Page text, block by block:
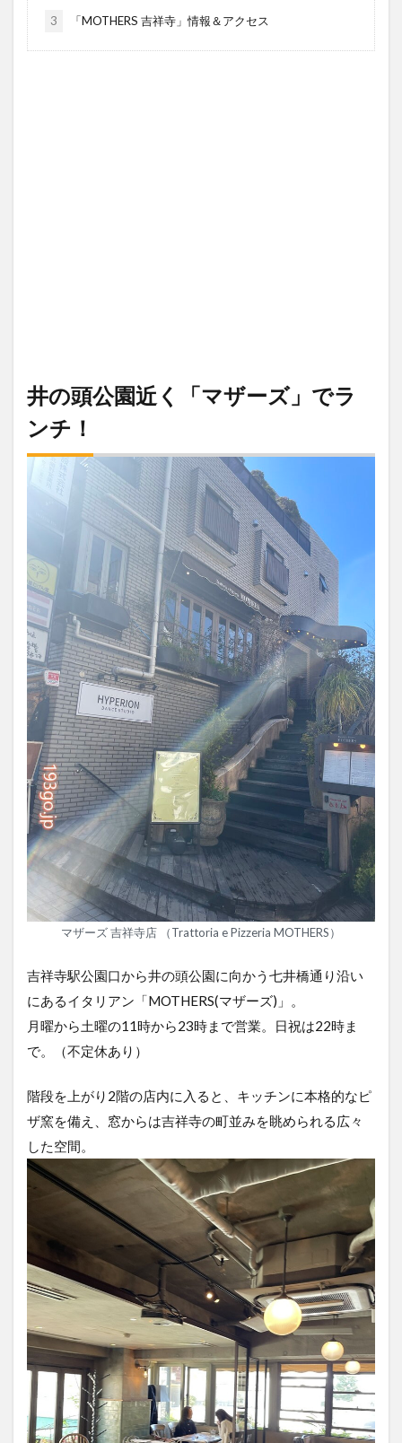
3 「MOTHERS 吉祥寺」情報＆アクセス
井の頭公園近く「マザーズ」でラ
ンチ！
マザーズ 吉祥寺店 （Trattoria e Pizzeria MOTHERS）
吉祥寺駅公園口から井の頭公園に向かう七井橋通り沿い
にあるイタリアン「MOTHERS(マザーズ)」。
月曜から土曜の11時から23時まで営業。日祝は22時ま
で。（不定休あり）
階段を上がり2階の店内に入ると、キッチンに本格的なピ
ザ窯を備え、窓からは吉祥寺の町並みを眺められる広々
した空間。